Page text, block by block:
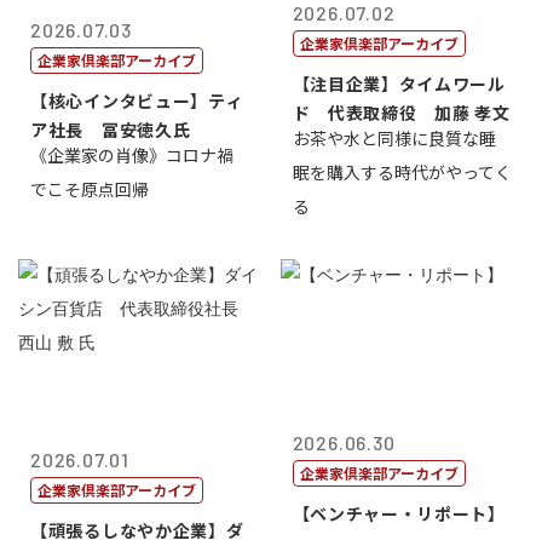
2026.07.03
企業家倶楽部アーカイブ
【核心インタビュー】ティ
ア社長 冨安徳久氏
《企業家の肖像》コロナ禍
でこそ原点回帰
2026.07.02
企業家倶楽部アーカイブ
【注目企業】タイムワール
ド 代表取締役 加藤 孝文
お茶や水と同様に良質な睡
眠を購入する時代がやってく
る
2026.07.01
企業家倶楽部アーカイブ
【頑張るしなやか企業】ダ
2026.06.30
企業家倶楽部アーカイブ
【ベンチャー・リポート】